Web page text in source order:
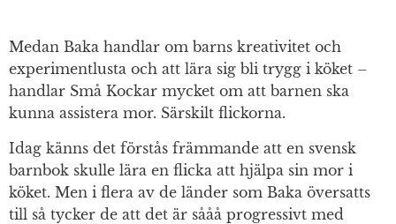
Medan Baka handlar om barns kreativitet och
experimentlusta och att lära sig bli trygg i köket –
handlar Små Kockar mycket om att barnen ska
kunna assistera mor. Särskilt flickorna.
Idag känns det förstås främmande att en svensk
barnbok skulle lära en flicka att hjälpa sin mor i
köket. Men i flera av de länder som Baka översatts
till så tycker de att det är sååå progressivt med